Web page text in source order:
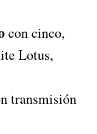
con cinco,
Lotus,
transmisión